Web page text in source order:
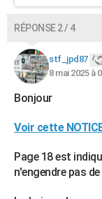
RÉPONSE 2 / 4
stf_jpd87
8 mai 2025 à
Bonjour
Voir cette
Page 18 est
n'engendre pas